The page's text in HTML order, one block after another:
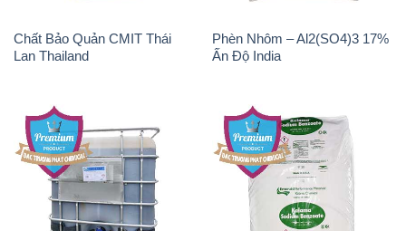
Chất tạo bọt Las P Tico Tank
IBC Bồn Việt Nam
Sodium Benzoate – Mốc Bột
Kalama Food Grade Mỹ Usa